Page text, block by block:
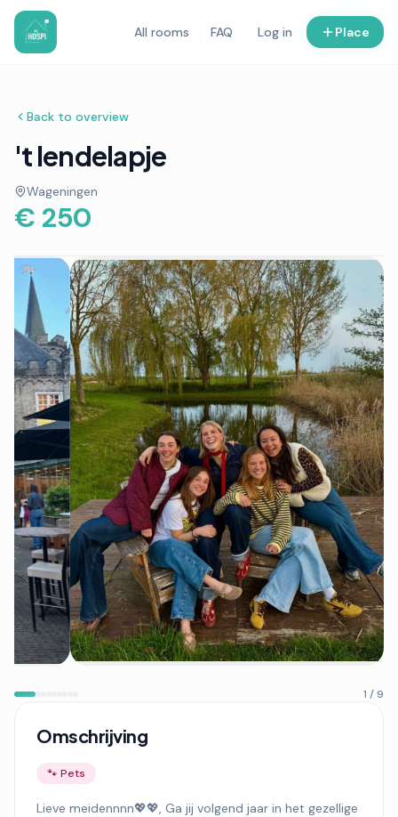
All rooms FAQ Log in Place
Back to overview
't lendelapje
Wageningen
€ 250
1 / 9
Omschrijving
🐾 Pets
Lieve meidennnn💖💖, Ga jij volgend jaar in het gezellige